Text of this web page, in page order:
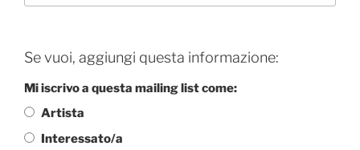
Se vuoi, aggiungi questa informazione:
Mi iscrivo a questa mailing list come:
Artista
Interessato/a